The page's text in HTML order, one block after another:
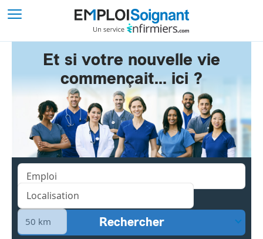
Et si votre nouvelle vie
commençait... ici ?